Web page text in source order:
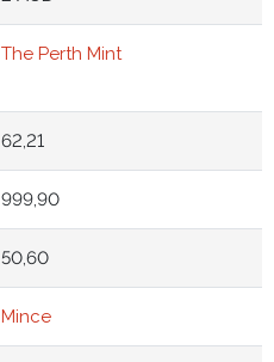
The Perth Mint
62,21
999,90
50,60
Mince